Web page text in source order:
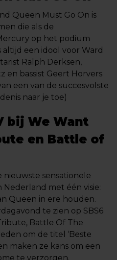
Queen Must Go On is
die als de
op het podium
altijd een idool voor Ward
Ralph Derksen,
en bassist Geert Horvers
een van de succesvolste
naar je toe)
bij We Want
en Battle of
nieuwste sensationele
met één visie:
Queen in ere houden.
te zien op SBS6
Battle Of The
om de titel ‘Beste
maken ze kans om een
te verzorgen.